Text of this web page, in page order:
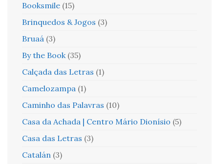
Booksmile (15)
Brinquedos & Jogos (3)
Bruaá (3)
By the Book (35)
Calçada das Letras (1)
Camelozampa (1)
Caminho das Palavras (10)
Casa da Achada | Centro Mário Dionísio (5)
Casa das Letras (3)
Catalán (3)